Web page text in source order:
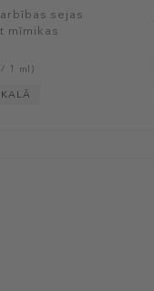
sejas
mīmikas
1 ml)